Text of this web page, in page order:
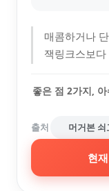
매콤하거나
잭링크스보
좋은 점 2가지,
출처 머거본
현